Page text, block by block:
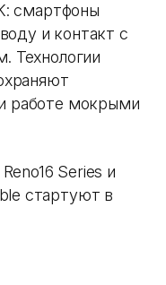
смартфоны
и контакт с
Технологии
работе мокрыми
Series и
стартуют в